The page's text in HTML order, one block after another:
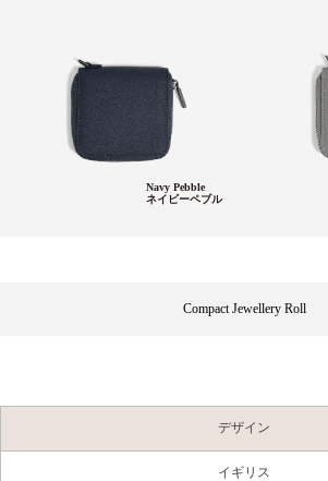
Navy Pebble
ネイビーペブル
Compact Jewellery Roll
デザイン
イギリス